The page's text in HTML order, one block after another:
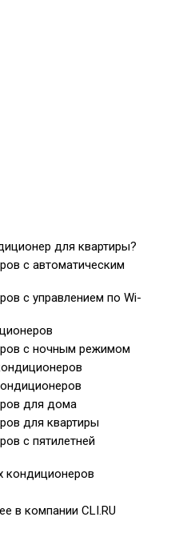
для квартиры?
с автоматическим
с управлением по Wi-
с ночным режимом
для дома
для квартиры
с пятилетней
кондиционеров
в компании CLI.RU